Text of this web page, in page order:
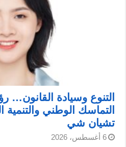
التنوع وسيادة القانون…
التماسك الوطني
تشيان شي
6 أغسطس، 2026